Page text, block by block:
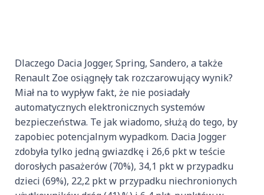
Dlaczego Dacia Jogger, Spring, Sandero, a także
Renault Zoe osiągnęły tak rozczarowujący wynik?
Miał na to wypływ fakt, że nie posiadały
automatycznych elektronicznych systemów
bezpieczeństwa. Te jak wiadomo, służą do tego, by
zapobiec potencjalnym wypadkom. Dacia Jogger
zdobyła tylko jedną gwiazdkę i 26,6 pkt w teście
dorosłych pasażerów (70%), 34,1 pkt w przypadku
dzieci (69%), 22,2 pkt w przypadku niechronionych